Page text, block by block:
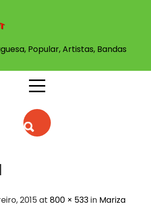
Popular, Artistas, Bandas
2015 at 800 × 533in Mariza